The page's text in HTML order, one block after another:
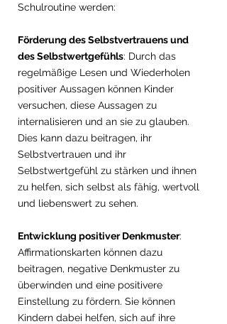
Schulroutine werden:
Förderung des Selbstvertrauens und
des Selbstwertgefühls: Durch das
regelmäßige Lesen und Wiederholen
positiver Aussagen können Kinder
versuchen, diese Aussagen zu
internalisieren und an sie zu glauben.
Dies kann dazu beitragen, ihr
Selbstvertrauen und ihr
Selbstwertgefühl zu stärken und ihnen
zu helfen, sich selbst als fähig, wertvoll
und liebenswert zu sehen.
Entwicklung positiver Denkmuster:
Affirmationskarten können dazu
beitragen, negative Denkmuster zu
überwinden und eine positivere
Einstellung zu fördern. Sie können
Kindern dabei helfen, sich auf ihre